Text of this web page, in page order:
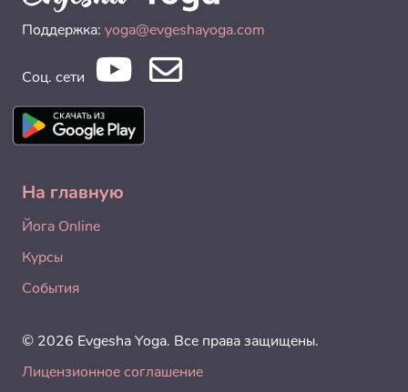
Поддержка: yoga@evgeshayoga.com
Соц. сети
На главную
Йога Online
Курсы
События
© 2026 Evgesha Yoga. Все права защищены.
Лицензионное соглашение